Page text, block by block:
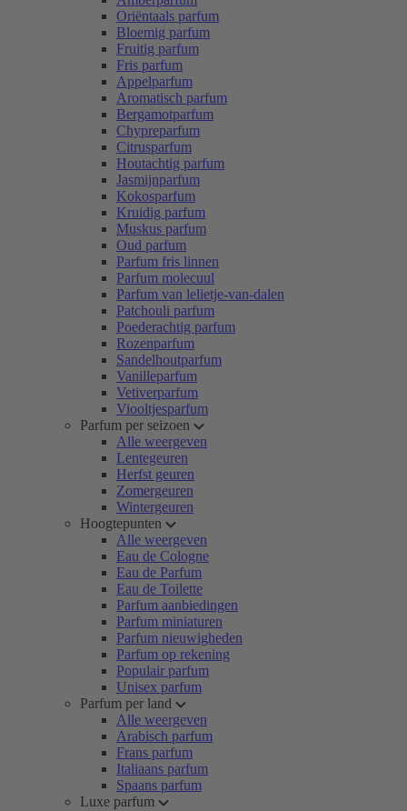
Oriëntaals parfum
Bloemig parfum
Fruitig parfum
Fris parfum
Appelparfum
Aromatisch parfum
Bergamotparfum
Chypreparfum
Citrusparfum
Houtachtig parfum
Jasmijnparfum
Kokosparfum
Kruidig parfum
Muskus parfum
Oud parfum
Parfum fris linnen
Parfum molecuul
Parfum van lelietje-van-dalen
Patchouli parfum
Poederachtig parfum
Rozenparfum
Sandelhoutparfum
Vanilleparfum
Vetiverparfum
Viooltjesparfum
Parfum per seizoen
Alle weergeven
Lentegeuren
Herfst geuren
Zomergeuren
Wintergeuren
Hoogtepunten
Alle weergeven
Eau de Cologne
Eau de Parfum
Eau de Toilette
Parfum aanbiedingen
Parfum miniaturen
Parfum nieuwigheden
Parfum op rekening
Populair parfum
Unisex parfum
Parfum per land
Alle weergeven
Arabisch parfum
Frans parfum
Italiaans parfum
Spaans parfum
Luxe parfum